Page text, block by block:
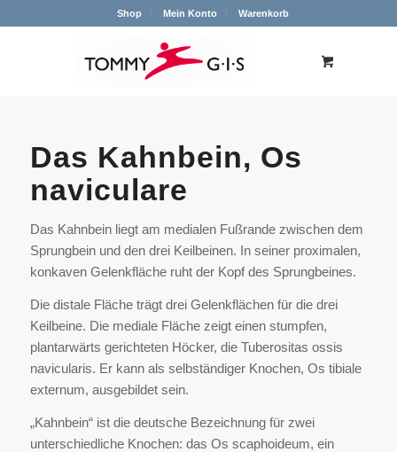
Shop Mein Konto Warenkorb
Das Kahnbein, Os
naviculare
Das Kahnbein liegt am medialen Fußrande zwischen dem
Sprungbein und den drei Keilbeinen. In seiner proximalen,
konkaven Gelenkfläche ruht der Kopf des Sprungbeines.
Die distale Fläche trägt drei Gelenkflächen für die drei
Keilbeine. Die mediale Fläche zeigt einen stumpfen,
plantarwärts gerichteten Höcker, die Tuberositas ossis
navicularis. Er kann als selbständiger Knochen, Os tibiale
externum, ausgebildet sein.
„Kahnbein“ ist die deutsche Bezeichnung für zwei
unterschiedliche Knochen: das Os scaphoideum, ein